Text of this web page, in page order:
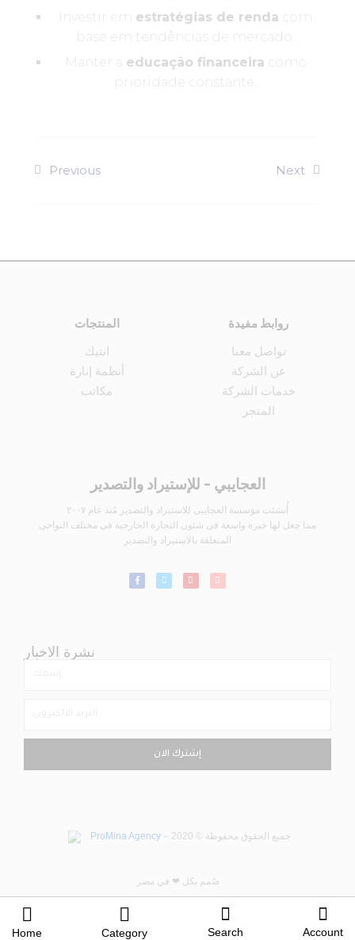
Investir em estratégias de renda com
base em tendências de mercado.
Manter a educação financeira como
prioridade constante.
Previous Next
المنتجات
انتيك
أنظمة إنارة
مكاتب
روابط مفيدة
تواصل معنا
عن الشركة
خدمات الشركة
المتجر
العجايبي - للإستيراد والتصدير
أُنشئت مؤسسة العجايبى للاستيراد والتصدير مُنذ عام ٢٠٠٧
مما جعل لها خبرة واسعة فى شئون التجارة الخارجية فى مختلف النواحى
المتعلقة بالاستيراد والتصدير
نشرة الاخبار
إشترك الان
ProMina Agency – جميع الحقوق محفوظة © 2020
صٌمم بكل ❤ في مصر
Home Category Search Account